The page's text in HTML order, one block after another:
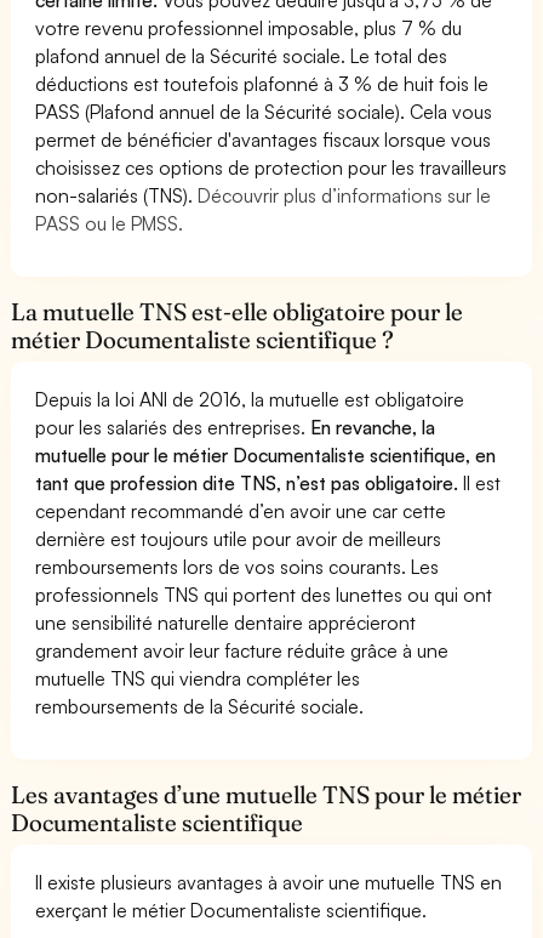
votre revenu professionnel imposable, plus 7 % du
plafond annuel de la Sécurité sociale. Le total des
déductions est toutefois plafonné à 3 % de huit fois le
PASS (Plafond annuel de la Sécurité sociale). Cela vous
permet de bénéficier d'avantages fiscaux lorsque vous
choisissez ces options de protection pour les travailleurs
non-salariés (TNS).Découvrir plus d’informations sur le
PASS ou le PMSS.
La mutuelle TNS est-elle obligatoire pour le
métier Documentaliste scientifique ?
Depuis la loi ANI de 2016, la mutuelle est obligatoire
pour les salariés des entreprises. En revanche, la
mutuelle pour le métier Documentaliste scientifique, en
tant que profession dite TNS, n’est pas obligatoire.Il est
cependant recommandé d’en avoir une car cette
dernière est toujours utile pour avoir de meilleurs
remboursements lors de vos soins courants. Les
professionnels TNS qui portent des lunettes ou qui ont
une sensibilité naturelle dentaire apprécieront
grandement avoir leur facture réduite grâce à une
mutuelle TNS qui viendra compléter les
remboursements de la Sécurité sociale.
Les avantages d’une mutuelle TNS pour le métier
Documentaliste scientifique
Il existe plusieurs avantages à avoir une mutuelle TNS en
exerçant le métier Documentaliste scientifique.